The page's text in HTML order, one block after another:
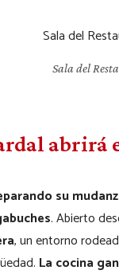
Sala del
abrirá
su
. Abierto
, un entorno
La cocina